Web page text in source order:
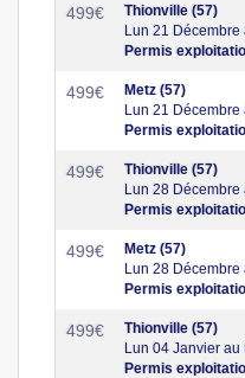
499€
Thionville (57)
Lun 21
Permis
499€
Metz (57)
Lun 21
Permis
499€
Thionville (57)
Lun 28
Permis
499€
Metz (57)
Lun 28
Permis
499€
Thionville (57)
Lun 04 Janvier au
Permis